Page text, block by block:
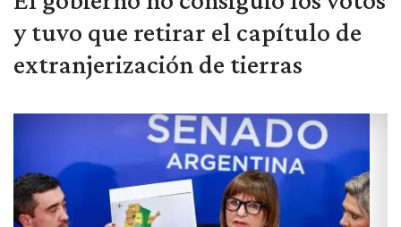
y tuvo que retirar el capítulo de
extranjerización de tierras